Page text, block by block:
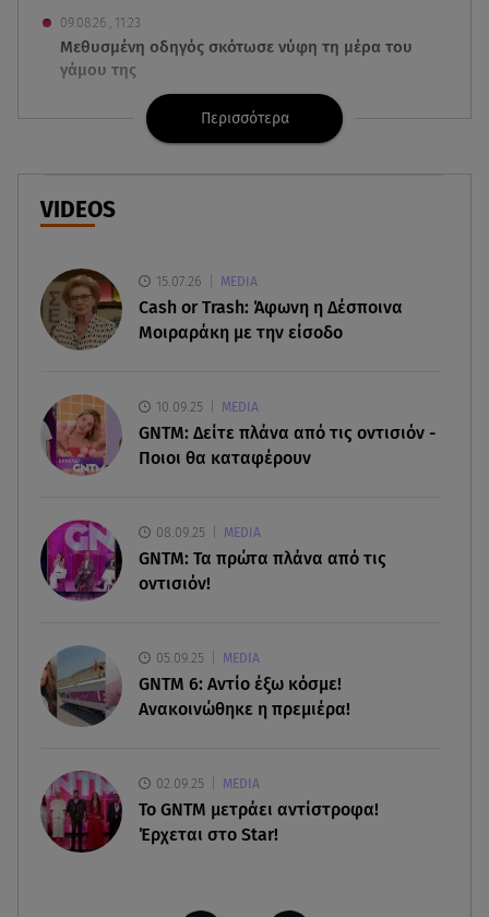
09.08.26 , 11:23
Μεθυσμένη οδηγός σκότωσε νύφη τη μέρα του
γάμου της
09.08.26 , 11:12
Αλέξανδρος Τσουβέλας για Εύα Καρύδη: «Θα το
έκανα 500 φορές»
09.08.26 , 10:46
Κωνσταντέλιας
09.08.26 , 10:43
Αλέξης Γεωργούλης: Η ανάρτηση από την
09.08.26 , 10:33
ΕΦΕΤ: Ανακαλείται πασίγνωστη μαρμελάδα
φράουλα
09.08.26 , 10:13
Κορυφώνεται η έξοδος του Αυγούστου -
«Καρφίτσα δεν πέφτει» στα λιμάνια
Ιωάννα Τούνη: «Έβγαλα όλο το βράδυ στο
νοσοκομείο» - Τι συνέβη;
Περισσότερα
VIDEOS
15.07.26 MEDIA
Cash or Trash: Άφωνη η Δέσποινα
Μοιραράκη με την είσοδο
10.09.25 MEDIA
GNTM: Δείτε πλάνα από τις οντισιόν -
Ποιοι θα καταφέρουν
08.09.25 MEDIA
GNTM: Τα πρώτα πλάνα από τις
οντισιόν!
05.09.25 MEDIA
GNTM 6: Αντίο έξω κόσμε!
Ανακοινώθηκε η πρεμιέρα!
02.09.25 MEDIA
Το GNTM μετράει αντίστροφα!
Έρχεται στο Star!